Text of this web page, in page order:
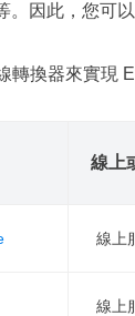
。因此，您可
轉換器來實現
線上
線上
線上